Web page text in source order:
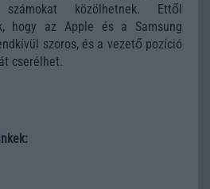
közölhetnek. Ettől
hogy az Apple és a Samsung
szoros, és a vezető pozíció
cserélhet.